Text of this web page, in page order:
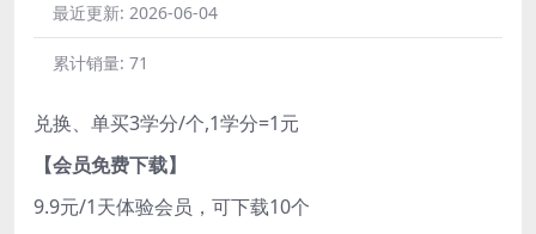
最近更新: 2026-06-04
累计销量: 71
兑换、单买3学分/个,1学分=1元
【会员免费下载】
9.9元/1天体验会员，可下载10个